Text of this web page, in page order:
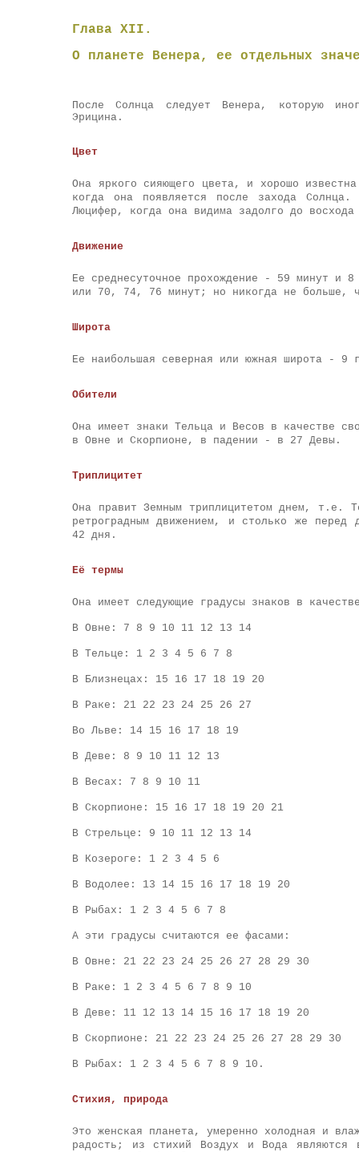
Глава XII.
О планете Венера, ее отдельных
После Солнца следует Венера, которую
Эрицина.
Цвет
Она яркого сияющего цвета, и хорошо
когда она появляется после захода
Люцифер, когда она видима задолго до
Движение
Ее среднесуточное прохождение - 59 минут
или 70, 74, 76 минут; но никогда не больше,
Широта
Ее наибольшая северная или южная широта - 9
Обители
Она имеет знаки Тельца и Весов в качестве
в Овне и Скорпионе, в падении - в 27 Девы.
Триплицитет
Она правит Земным триплицитетом днем, т.е.
ретроградным движением, и столько же перед
42 дня.
Её термы
Она имеет следующие градусы знаков в
В Овне: 7 8 9 10 11 12 13 14
В Тельце: 1 2 3 4 5 6 7 8
В Близнецах: 15 16 17 18 19 20
В Раке: 21 22 23 24 25 26 27
Во Льве: 14 15 16 17 18 19
В Деве: 8 9 10 11 12 13
В Весах: 7 8 9 10 11
В Скорпионе: 15 16 17 18 19 20 21
В Стрельце: 9 10 11 12 13 14
В Козероге: 1 2 3 4 5 6
В Водолее: 13 14 15 16 17 18 19 20
В Рыбах: 1 2 3 4 5 6 7 8
А эти градусы считаются ее фасами:
В Овне: 21 22 23 24 25 26 27 28 29 30
В Раке: 1 2 3 4 5 6 7 8 9 10
В Деве: 11 12 13 14 15 16 17 18 19 20
В Скорпионе: 21 22 23 24 25 26 27 28 29 30
В Рыбах: 1 2 3 4 5 6 7 8 9 10.
Стихия, природа
Это женская планета, умеренно холодная и
радость; из стихий Воздух и Вода